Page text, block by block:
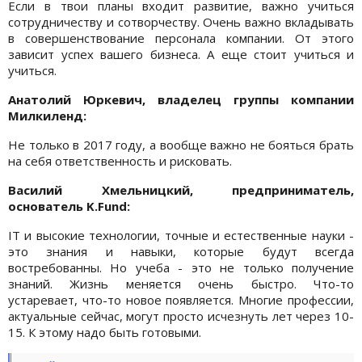
Если в твои планы входит развитие, важно учиться
сотрудничеству и сотворчеству. Очень важно вкладывать
в совершенствование персонала компании. От этого
зависит успех вашего бизнеса. А еще стоит учиться и
учиться.
Анатолий Юркевич, владелец группы компании
Милкиленд:
Не только в 2017 году, а вообще важно не бояться брать
на себя ответственность и рисковать.
Василий Хмельницкий, предприниматель,
основатель K.Fund:
IT и высокие технологии, точные и естественные науки -
это знания и навыки, которые будут всегда
востребованны. Но учеба - это не только получение
знаний. Жизнь меняется очень быстро. Что-то
устаревает, что-то новое появляется. Многие профессии,
актуальные сейчас, могут просто исчезнуть лет через 10-
15. К этому надо быть готовыми.